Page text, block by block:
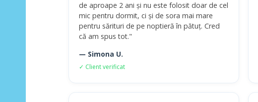
de aproape 2 ani și nu este folosit doar de cel
mic pentru dormit, ci și de sora mai mare
pentru sărituri de pe noptieră în pătuț. Cred
că am spus tot."
— Simona U.
✓ Client verificat